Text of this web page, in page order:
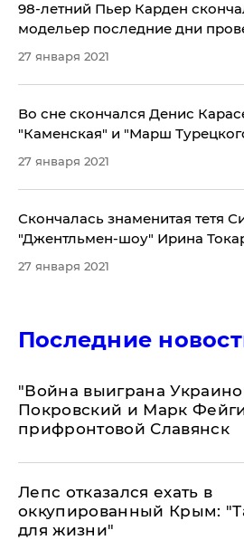
98-летний Пьер Карден
модельер последние дни
27 января 2021
Во сне скончался Денис
"Каменская" и "Марш
27 января 2021
Скончалась знаменитая тетя
"Джентльмен-шоу" Ирина
27 января 2021
Последние
"Война выиграна
Покровский и Марк
прифронтовой Славянск
Лепс отказался ехать в
оккупированный Крым:
для жизни"